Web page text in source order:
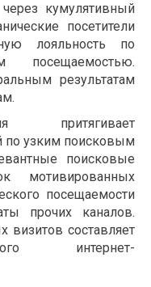
кумулятивный
посетители
лояльность по
результатам
притягивает
по узким поисковым
поисковые
мотивированных
посещаемости
прочих каналов.
визитов составляет
интернет-